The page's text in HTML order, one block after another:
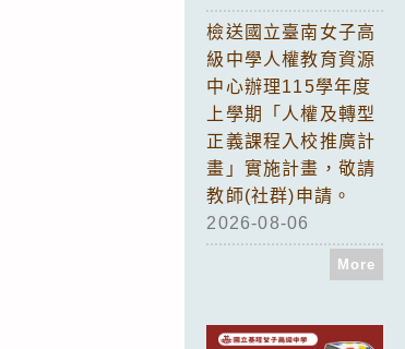
檢送國立臺南女子高
級中學人權教育資源
中心辦理115學年度
上學期「人權及轉型
正義課程入校推廣計
畫」實施計畫，敬請
教師(社群)申請。
2026-08-06
More